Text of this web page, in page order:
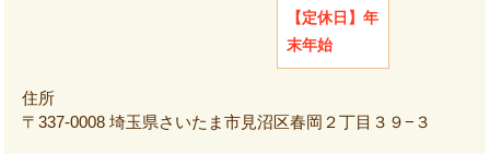
【定休日】 年
末年始
住所
〒337-0008 埼玉県さいたま市見沼区春岡２丁目３９−３